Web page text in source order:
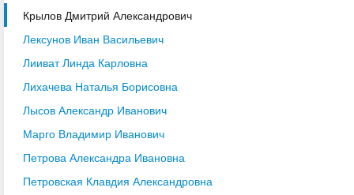
Крылов Дмитрий Александрович
Лексунов Иван Васильевич
Лииват Линда Карловна
Лихачева Наталья Борисовна
Лысов Александр Иванович
Марго Владимир Иванович
Петрова Александра Ивановна
Петровская Клавдия Александровна